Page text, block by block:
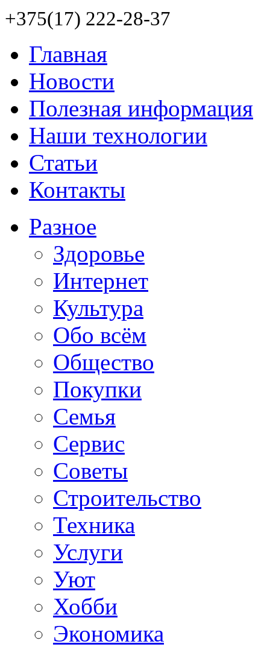
+375(17) 222-28-37
Главная
Новости
Полезная информация
Наши технологии
Статьи
Контакты
Разное
Здоровье
Интернет
Культура
Обо всём
Общество
Покупки
Семья
Сервис
Советы
Строительство
Техника
Услуги
Уют
Хобби
Экономика